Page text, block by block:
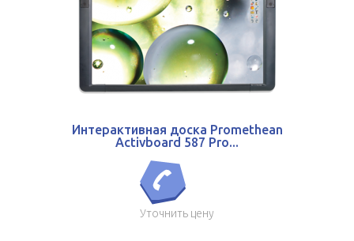
Интерактивная доска Promethean
Activboard 587 Pro...
Уточнить цену